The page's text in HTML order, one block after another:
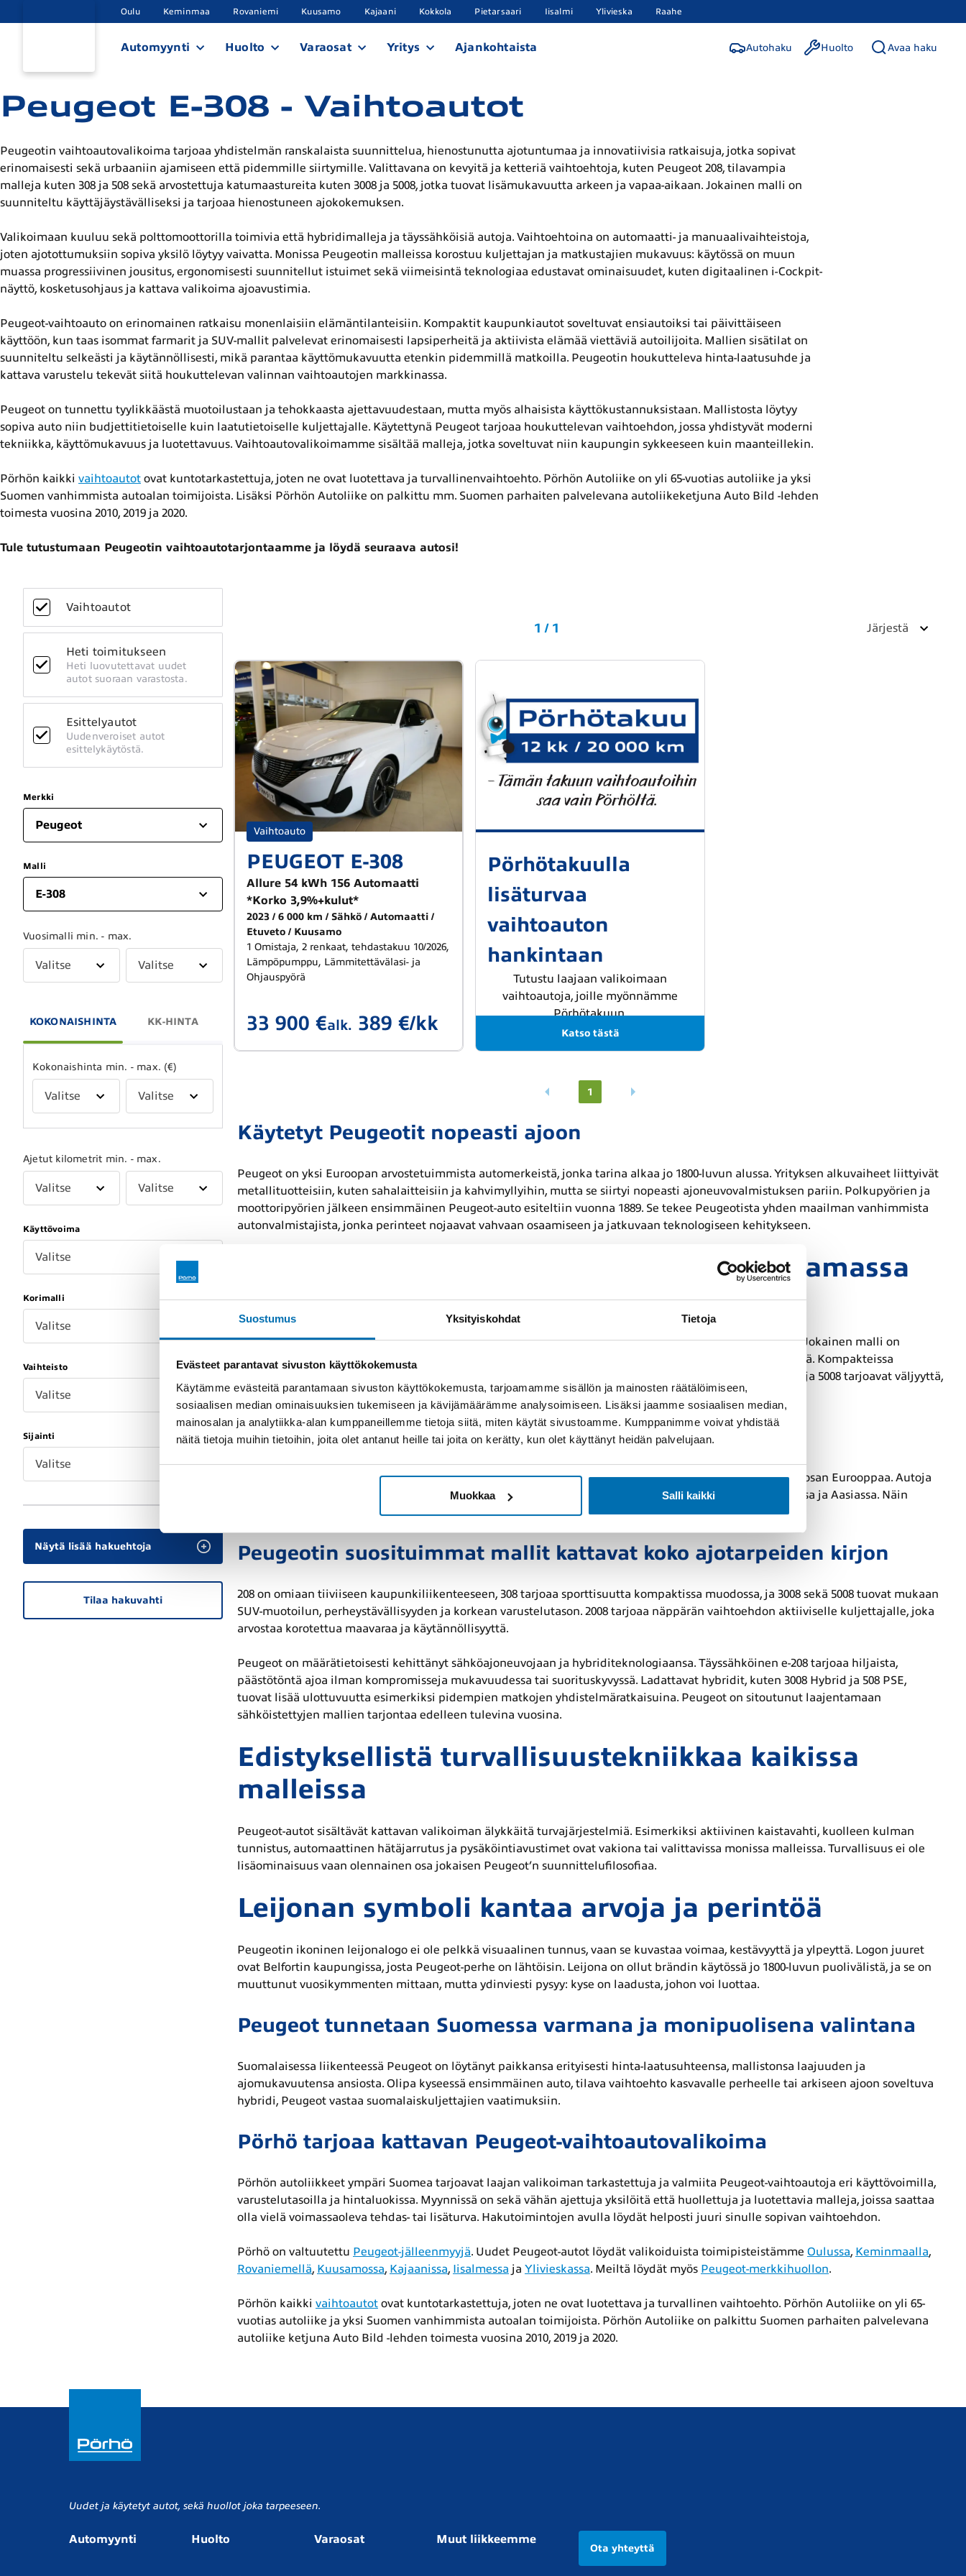
Suostumus Yksityiskohdat Tietoja
Evästeet parantavat sivuston käyttökokemusta
Käytämme evästeitä parantamaan sivuston käyttökokemusta, tarjoamamme sisällön ja mainosten räätälöimiseen,
sosiaalisen median ominaisuuksien tukemiseen ja kävijämäärämme analysoimiseen. Lisäksi jaamme sosiaalisen median,
mainosalan ja analytiikka-alan kumppaneillemme tietoja siitä, miten käytät sivustoamme. Kumppanimme voivat yhdistää
näitä tietoja muihin tietoihin, joita olet antanut heille tai joita on kerätty, kun olet käyttänyt heidän palvelujaan.
Muokkaa Salli kaikki
Oulu Keminmaa Rovaniemi Kuusamo Kajaani Kokkola Pietarsaari Iisalmi Ylivieska Raahe
Automyynti Huolto Varaosat Yritys Ajankohtaista Autohaku Huolto Avaa haku
Peugeot E-308 - Vaihtoautot
Peugeotin vaihtoautovalikoima tarjoaa yhdistelmän ranskalaista suunnittelua, hienostunutta ajotuntumaa ja innovatiivisia ratkaisuja, jotka sopivat
erinomaisesti sekä urbaaniin ajamiseen että pidemmille siirtymille. Valittavana on kevyitä ja ketteriä vaihtoehtoja, kuten Peugeot 208, tilavampia
malleja kuten 308 ja 508 sekä arvostettuja katumaastureita kuten 3008 ja 5008, jotka tuovat lisämukavuutta arkeen ja vapaa-aikaan. Jokainen malli on
suunniteltu käyttäjäystävälliseksi ja tarjoaa hienostuneen ajokokemuksen.
Valikoimaan kuuluu sekä polttomoottorilla toimivia että hybridimalleja ja täyssähköisiä autoja. Vaihtoehtoina on automaatti- ja manuaalivaihteistoja,
joten ajotottumuksiin sopiva yksilö löytyy vaivatta. Monissa Peugeotin malleissa korostuu kuljettajan ja matkustajien mukavuus: käytössä on muun
muassa progressiivinen jousitus, ergonomisesti suunnitellut istuimet sekä viimeisintä teknologiaa edustavat ominaisuudet, kuten digitaalinen i-Cockpit-
näyttö, kosketusohjaus ja kattava valikoima ajoavustimia.
Peugeot-vaihtoauto on erinomainen ratkaisu monenlaisiin elämäntilanteisiin. Kompaktit kaupunkiautot soveltuvat ensiautoiksi tai päivittäiseen
käyttöön, kun taas isommat farmarit ja SUV-mallit palvelevat erinomaisesti lapsiperheitä ja aktiivista elämää viettäviä autoilijoita. Mallien sisätilat on
suunniteltu selkeästi ja käytännöllisesti, mikä parantaa käyttömukavuutta etenkin pidemmillä matkoilla. Peugeotin houkutteleva hinta-laatusuhde ja
kattava varustelu tekevät siitä houkuttelevan valinnan vaihtoautojen markkinassa.
Peugeot on tunnettu tyylikkäästä muotoilustaan ja tehokkaasta ajettavuudestaan, mutta myös alhaisista käyttökustannuksistaan. Mallistosta löytyy
sopiva auto niin budjettitietoiselle kuin laatutietoiselle kuljettajalle. Käytettynä Peugeot tarjoaa houkuttelevan vaihtoehdon, jossa yhdistyvät moderni
tekniikka, käyttömukavuus ja luotettavuus. Vaihtoautovalikoimamme sisältää malleja, jotka soveltuvat niin kaupungin sykkeeseen kuin maanteillekin.
Pörhön kaikki vaihtoautot ovat kuntotarkastettuja, joten ne ovat luotettava ja turvallinenvaihtoehto. Pörhön Autoliike on yli 65-vuotias autoliike ja yksi
Suomen vanhimmista autoalan toimijoista. Lisäksi Pörhön Autoliike on palkittu mm. Suomen parhaiten palvelevana autoliikeketjuna Auto Bild -lehden
toimesta vuosina 2010, 2019 ja 2020.
Tule tutustumaan Peugeotin vaihtoautotarjontaamme ja löydä seuraava autosi!
Vaihtoautot
Heti toimitukseen
Heti luovutettavat uudet
autot suoraan varastosta.
Esittelyautot
Uudenveroiset autot
esittelykäytöstä.
Merkki
Peugeot
Malli
E-308
Vuosimalli min. - max.
Valitse Valitse
KOKONAISHINTA KK-HINTA
Kokonaishinta min. - max. (€)
Valitse Valitse
Ajetut kilometrit min. - max.
Valitse Valitse
Käyttövoima
Valitse
Korimalli
Valitse
Vaihteisto
Valitse
Sijainti
Valitse
Näytä lisää hakuehtoja
Tilaa hakuvahti
1 / 1 Järjestä
Vaihtoauto
PEUGEOT E-308
Allure 54 kWh 156 Automaatti
*Korko 3,9%+kulut*
2023 6 000 km Sähkö
Automaatti
Etuveto
Kuusamo
1 Omistaja, 2 renkaat, tehdastakuu 10/2026,
Lämpöpumppu, Lämmitettävälasi- ja
Ohjauspyörä
33 900 €alk. 389 €/kk
Pörhötakuulla
lisäturvaa
vaihtoauton
hankintaan
Tutustu laajaan valikoimaan
vaihtoautoja, joille myönnämme
Pörhötakuun.
Katso tästä
1
Käytetyt Peugeotit nopeasti ajoon
Peugeot on yksi Euroopan arvostetuimmista automerkeistä, jonka tarina alkaa jo 1800-luvun alussa. Yrityksen alkuvaiheet liittyivät
metallituotteisiin, kuten sahalaitteisiin ja kahvimyllyihin, mutta se siirtyi nopeasti ajoneuvovalmistuksen pariin. Polkupyörien ja
moottoripyörien jälkeen ensimmäinen Peugeot-auto esiteltiin vuonna 1889. Se tekee Peugeotista yhden maailman vanhimmista
autonvalmistajista, jonka perinteet nojaavat vahvaan osaamiseen ja jatkuvaan teknologiseen kehitykseen.
Muotoilu, ajettavuus ja monikäyttöisyys samassa
paketissa
Peugeot edustaa ranskalaista estetiikkaa yhdistettynä kekseliääseen teknologiaan ja arjen helppouteen. Jokainen malli on
suunniteltu tarjoamaan miellyttävä ajokokemus ilman, että tyylistä tai käytännöllisyydestä tarvitsee tinkiä. Kompakteissa
malleissa kuten 208 ja 2008 korostuu ketteryys ja vähäinen kulutus, kun taas suuremmat autot kuten 3008 ja 5008 tarjoavat väljyyttä,
edistyneitä varusteita ja monipuolisuutta perhekäyttöön ja matkoille.
Valmistus tapahtuu useilla mantereilla
Vaikka Peugeotin juuret ovat tiukasti Ranskassa, sen tuotantoverkosto on laajentunut kattamaan suuren osan Eurooppaa. Autoja
valmistetaan muun muassa Espanjassa, Portugalissa, Slovakiassa ja Tšekissä, mutta myös Etelä-Amerikassa ja Aasiassa. Näin
valmistus voidaan mukauttaa eri markkinoiden tarpeisiin ja logistiikkaan tehokkaasti.
Peugeotin suosituimmat mallit kattavat koko ajotarpeiden kirjon
208 on omiaan tiiviiseen kaupunkiliikenteeseen, 308 tarjoaa sporttisuutta kompaktissa muodossa, ja 3008 sekä 5008 tuovat mukaan
SUV-muotoilun, perheystävällisyyden ja korkean varustelutason. 2008 tarjoaa näppärän vaihtoehdon aktiiviselle kuljettajalle, joka
arvostaa korotettua maavaraa ja käytännöllisyyttä.
Peugeot on määrätietoisesti kehittänyt sähköajoneuvojaan ja hybriditeknologiaansa. Täyssähköinen e-208 tarjoaa hiljaista,
päästötöntä ajoa ilman kompromisseja mukavuudessa tai suorituskyvyssä. Ladattavat hybridit, kuten 3008 Hybrid ja 508 PSE,
tuovat lisää ulottuvuutta esimerkiksi pidempien matkojen yhdistelmäratkaisuina. Peugeot on sitoutunut laajentamaan
sähköistettyjen mallien tarjontaa edelleen tulevina vuosina.
Edistyksellistä turvallisuustekniikkaa kaikissa
malleissa
Peugeot-autot sisältävät kattavan valikoiman älykkäitä turvajärjestelmiä. Esimerkiksi aktiivinen kaistavahti, kuolleen kulman
tunnistus, automaattinen hätäjarrutus ja pysäköintiavustimet ovat vakiona tai valittavissa monissa malleissa. Turvallisuus ei ole
lisäominaisuus vaan olennainen osa jokaisen Peugeot’n suunnittelufilosofiaa.
Leijonan symboli kantaa arvoja ja perintöä
Peugeotin ikoninen leijonalogo ei ole pelkkä visuaalinen tunnus, vaan se kuvastaa voimaa, kestävyyttä ja ylpeyttä. Logon juuret
ovat Belfortin kaupungissa, josta Peugeot-perhe on lähtöisin. Leijona on ollut brändin käytössä jo 1800-luvun puolivälistä, ja se on
muuttunut vuosikymmenten mittaan, mutta ydinviesti pysyy: kyse on laadusta, johon voi luottaa.
Peugeot tunnetaan Suomessa varmana ja monipuolisena valintana
Suomalaisessa liikenteessä Peugeot on löytänyt paikkansa erityisesti hinta-laatusuhteensa, mallistonsa laajuuden ja
ajomukavuutensa ansiosta. Olipa kyseessä ensimmäinen auto, tilava vaihtoehto kasvavalle perheelle tai arkiseen ajoon soveltuva
hybridi, Peugeot vastaa suomalaiskuljettajien vaatimuksiin.
Pörhö tarjoaa kattavan Peugeot-vaihtoautovalikoima
Pörhön autoliikkeet ympäri Suomea tarjoavat laajan valikoiman tarkastettuja ja valmiita Peugeot-vaihtoautoja eri käyttövoimilla,
varustelutasoilla ja hintaluokissa. Myynnissä on sekä vähän ajettuja yksilöitä että huollettuja ja luotettavia malleja, joissa saattaa
olla vielä voimassaoleva tehdas- tai lisäturva. Hakutoimintojen avulla löydät helposti juuri sinulle sopivan vaihtoehdon.
Pörhö on valtuutettu Peugeot-jälleenmyyjä. Uudet Peugeot-autot löydät valikoiduista toimipisteistämme Oulussa, Keminmaalla,
Rovaniemellä, Kuusamossa, Kajaanissa, Iisalmessa ja Ylivieskassa. Meiltä löydät myös Peugeot-merkkihuollon.
Pörhön kaikki vaihtoautot ovat kuntotarkastettuja, joten ne ovat luotettava ja turvallinen vaihtoehto. Pörhön Autoliike on yli 65-
vuotias autoliike ja yksi Suomen vanhimmista autoalan toimijoista. Pörhön Autoliike on palkittu Suomen parhaiten palvelevana
autoliike ketjuna Auto Bild -lehden toimesta vuosina 2010, 2019 ja 2020.
Uudet ja käytetyt autot, sekä huollot joka tarpeeseen.
Automyynti Huolto Varaosat Muut liikkeemme
Ota yhteyttä